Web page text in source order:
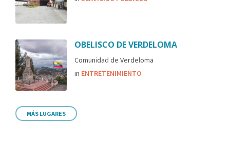
OBELISCO DE VERDELOMA
Comunidad de Verdeloma
in ENTRETENIMIENTO
MÁS LUGARES